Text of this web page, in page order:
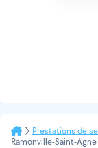
Prestations de
Ramonville-Saint-Agne